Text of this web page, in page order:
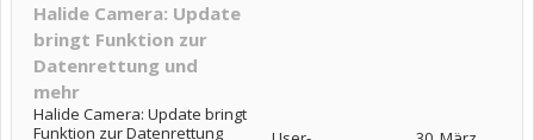
Halide Camera: Update
bringt Funktion zur
Datenrettung und
mehr
Halide Camera: Update bringt
Funktion zur Datenrettung